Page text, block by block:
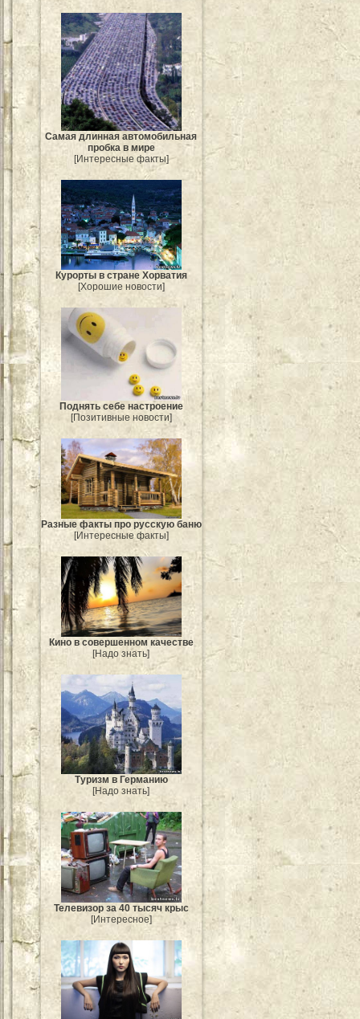
Самая длинная автомобильная
пробка в мире
[Интересные факты]
Курорты в стране Хорватия
[Хорошие новости]
Поднять себе настроение
[Позитивные новости]
Разные факты про русскую баню
[Интересные факты]
Кино в совершенном качестве
[Надо знать]
Туризм в Германию
[Надо знать]
Телевизор за 40 тысяч крыс
[Интересное]